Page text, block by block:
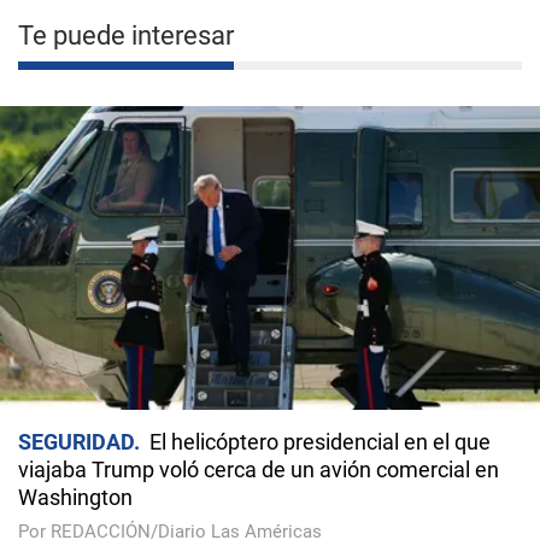
Te puede interesar
SEGURIDAD
El helicóptero presidencial en el que
viajaba Trump voló cerca de un avión comercial en
Washington
Por REDACCIÓN/Diario Las Américas